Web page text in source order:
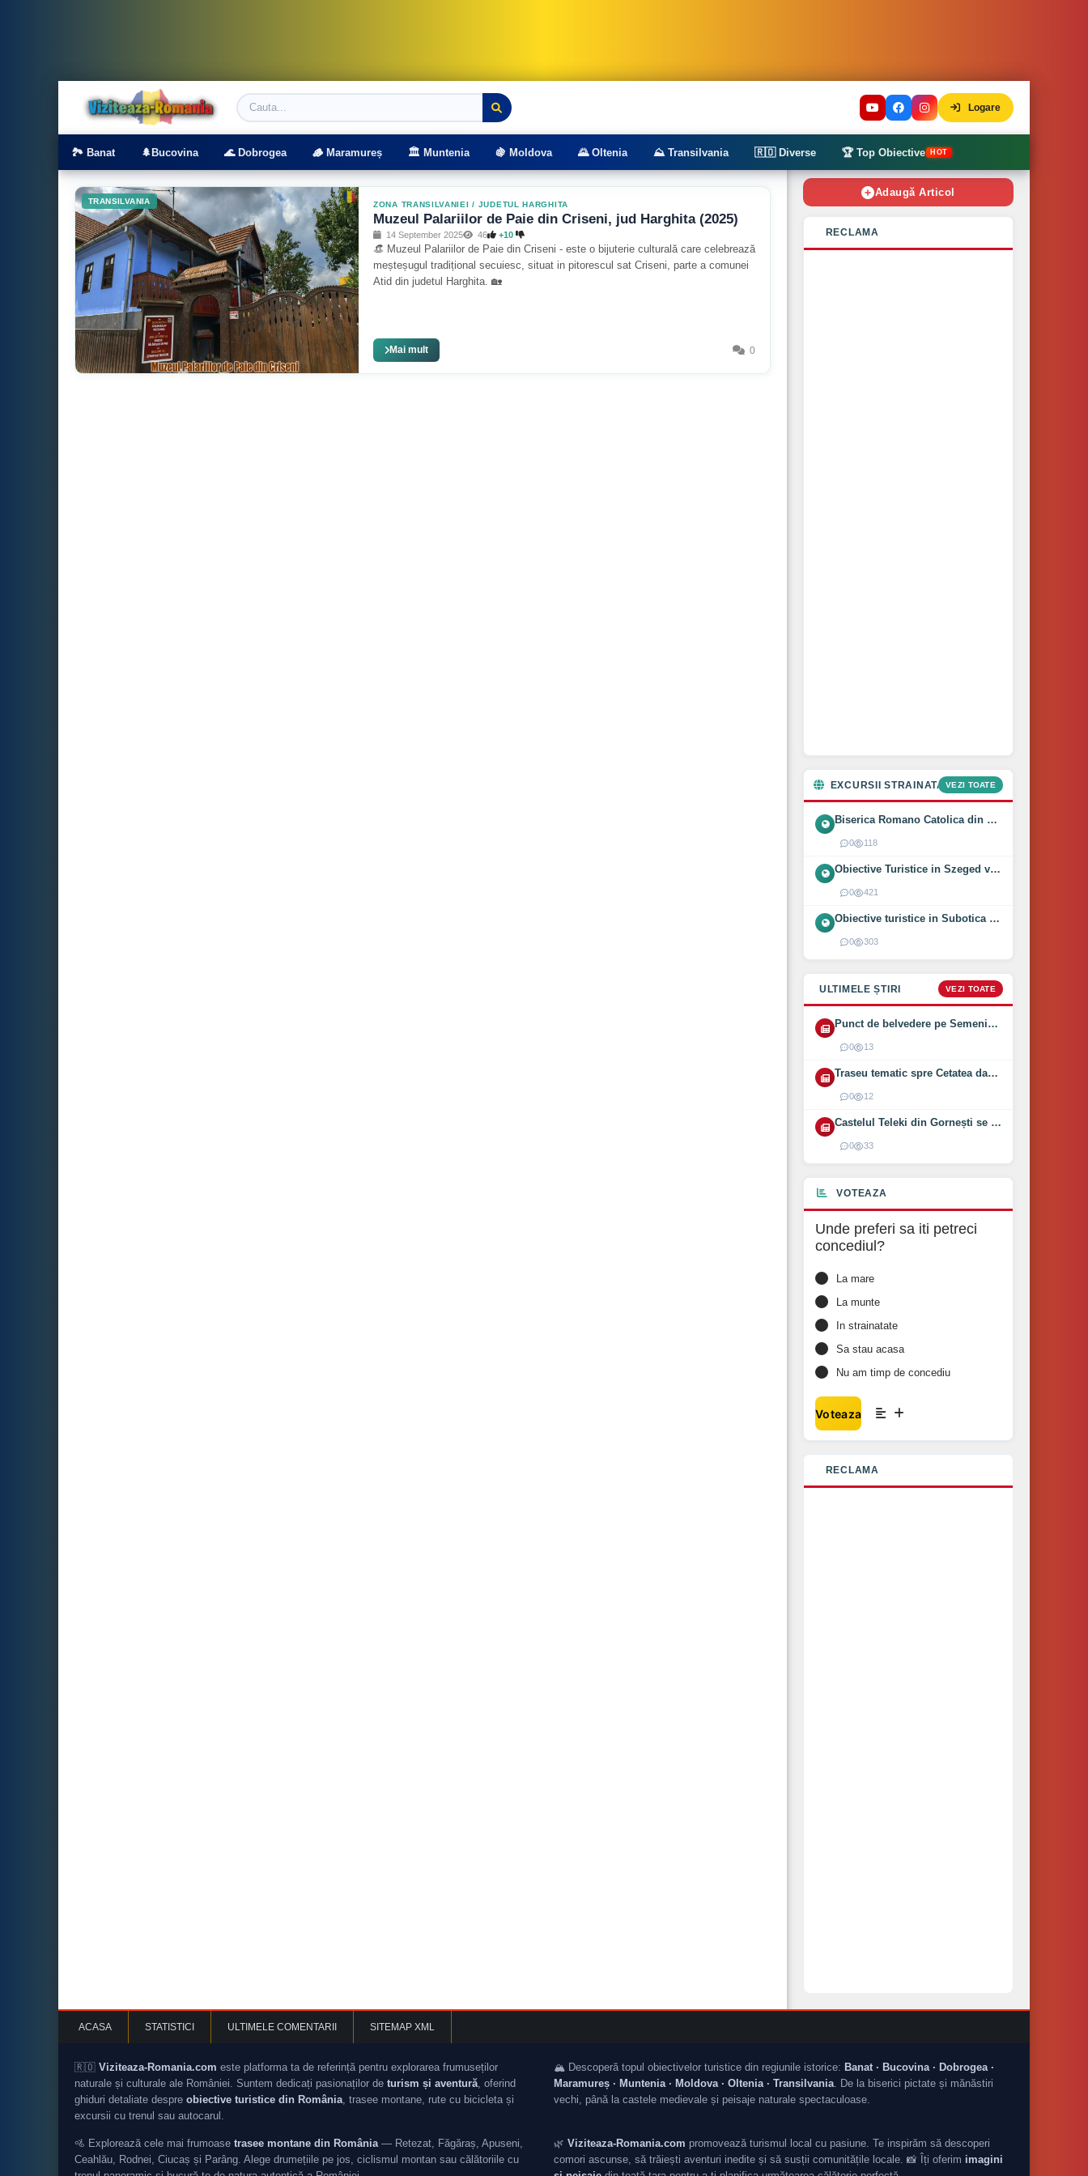
Viziteaza Romania | Obiective Turistice | Trasee montane
Logare
🏞️ Banat 🌲Bucovina 🌊 Dobrogea 🪵 Maramureș 🏛️ Muntenia 🍇 Moldova 🌄 Oltenia ⛰️ Transilvania 🇷🇴 Diverse 🏆 Top Obiective HOT
TRANSILVANIA ZONA TRANSILVANIEI / JUDETUL HARGHITA
Muzeul Palariilor de Paie din Criseni, jud Harghita (2025)
14 September 2025 46 +10
👒 Muzeul Palariilor de Paie din Criseni - este o bijuterie culturală care celebrează
meșteșugul tradițional secuiesc, situat in pitorescul sat Criseni, parte a comunei
Atid din judetul Harghita. 🏡
Mai mult 0
Adaugă Articol
RECLAMA
EXCURSII STRAINATATEVEZI TOATE
Biserica Romano Catolica din Óföldeák, Ungaria (2025)
0 118
Obiective Turistice in Szeged vizitate intr-o zi (2024)
0 421
Obiective turistice in Subotica vizitate intr-o zi (2024)
0 303
ULTIMELE ȘTIRI VEZI TOATE
Punct de belvedere pe Semenic inaugurat pe 1 August 2026
0 13
Traseu tematic spre Cetatea dacică Bănița deschis (2026)
0 12
Castelul Teleki din Gornești se redeschide pe 1 august 2026
0 33
VOTEAZA
Unde preferi sa iti petreci
concediul?
La mare
La munte
In strainatate
Sa stau acasa
Nu am timp de concediu
Voteaza
RECLAMA
ACASA STATISTICI ULTIMELE COMENTARII SITEMAP XML
🇷🇴 Viziteaza-Romania.com este platforma ta de referință pentru explorarea frumuseților
naturale și culturale ale României. Suntem dedicați pasionaților de turism și aventură, oferind
ghiduri detaliate despre obiective turistice din România, trasee montane, rute cu bicicleta și
excursii cu trenul sau autocarul.
🏔️ Descoperă topul obiectivelor turistice din regiunile istorice: Banat · Bucovina · Dobrogea ·
Maramureș · Muntenia · Moldova · Oltenia · Transilvania. De la biserici pictate și mănăstiri
vechi, până la castele medievale și peisaje naturale spectaculoase.
🚵 Explorează cele mai frumoase trasee montane din România— Retezat, Făgăraș, Apuseni,
Ceahlău, Rodnei, Ciucaș și Parâng. Alege drumețiile pe jos, ciclismul montan sau călătoriile cu
🌿 Viziteaza-Romania.com promovează turismul local cu pasiune. Te inspirăm să descoperi
comori ascunse, să trăiești aventuri inedite și să susții comunitățile locale. 📸 Îți oferim imagini